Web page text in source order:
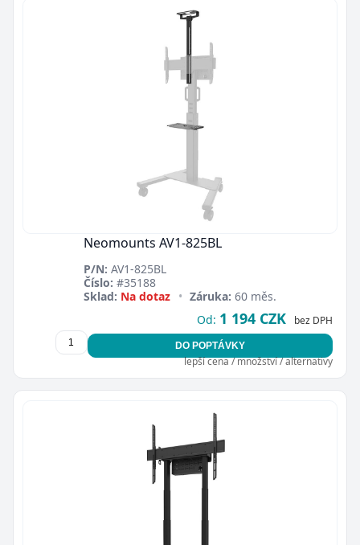
Neomounts AV1-825BL
P/N: AV1-825BL
Číslo: #35188
Sklad: Na dotaz • Záruka: 60 měs.
Od: 1 194 CZK bez DPH
DO POPTÁVKY
lepší cena / množství / alternativy